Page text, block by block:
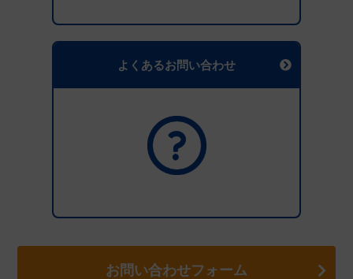
よくあるお問い合わせ
お問い合わせフォーム